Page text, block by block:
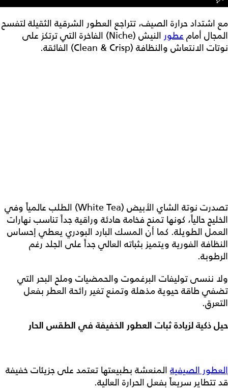
مع اشتداد حرارة الصيف، تتراجع العطور الشرقية الثقيلة لتفسح
المجال أمام عطور
النيش (Niche) الفاخرة التي ترتكز على
نوتات الانتعاش والنظافة (Clean & Crisp) الفائقة.
تصدرت نوتة الشاي الأبيض (White Tea) الطلب عالمياً وفي
الخليج حالياً، كونها تمنح فخامة هادئة وراقية جداً تناسب نهارات
العمل الطويلة. كما أن المسك البارد البودري يعطي إحساس
النظافة الفورية ويتميز بثباته العالي جداً على الجلد رغم
الرطوبة.
ولا ننسى توليفات البرغموت والحمضيات وملح البحر التي
تضفي طاقة حيوية مذهلة وتمنع تغير رائحة العطر بفعل
التعرق.
حيل ذكية لزيادة ثبات العطور الخفيفة في الطقس الحار
العطور الصيفية المنعشة بطبيعتها تعتمد على جزيئات خفيفة
قد تتطاير سريعاً بفعل الحرارة العالية.